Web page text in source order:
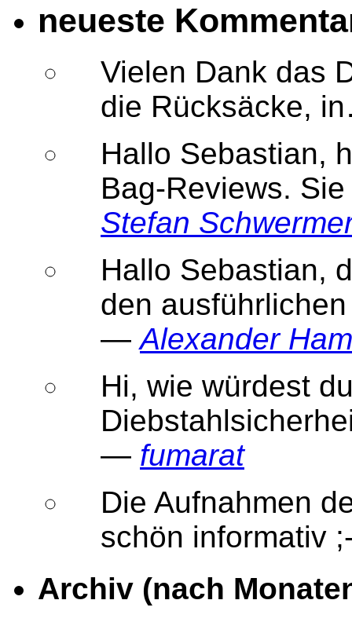
neueste
Vielen Dank das
die Rücksäcke,
Hallo Sebastian,
Bag-Reviews.
Stefan
Hallo Sebastian,
den
—Alexander
Hi, wie würdest
— fumarat
Die Aufnahmen
schön
Archiv (nach